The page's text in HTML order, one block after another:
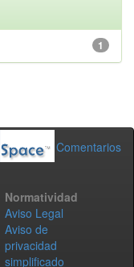
1
Comentarios
Normatividad
Aviso Legal
Aviso de
privacidad
simplificado